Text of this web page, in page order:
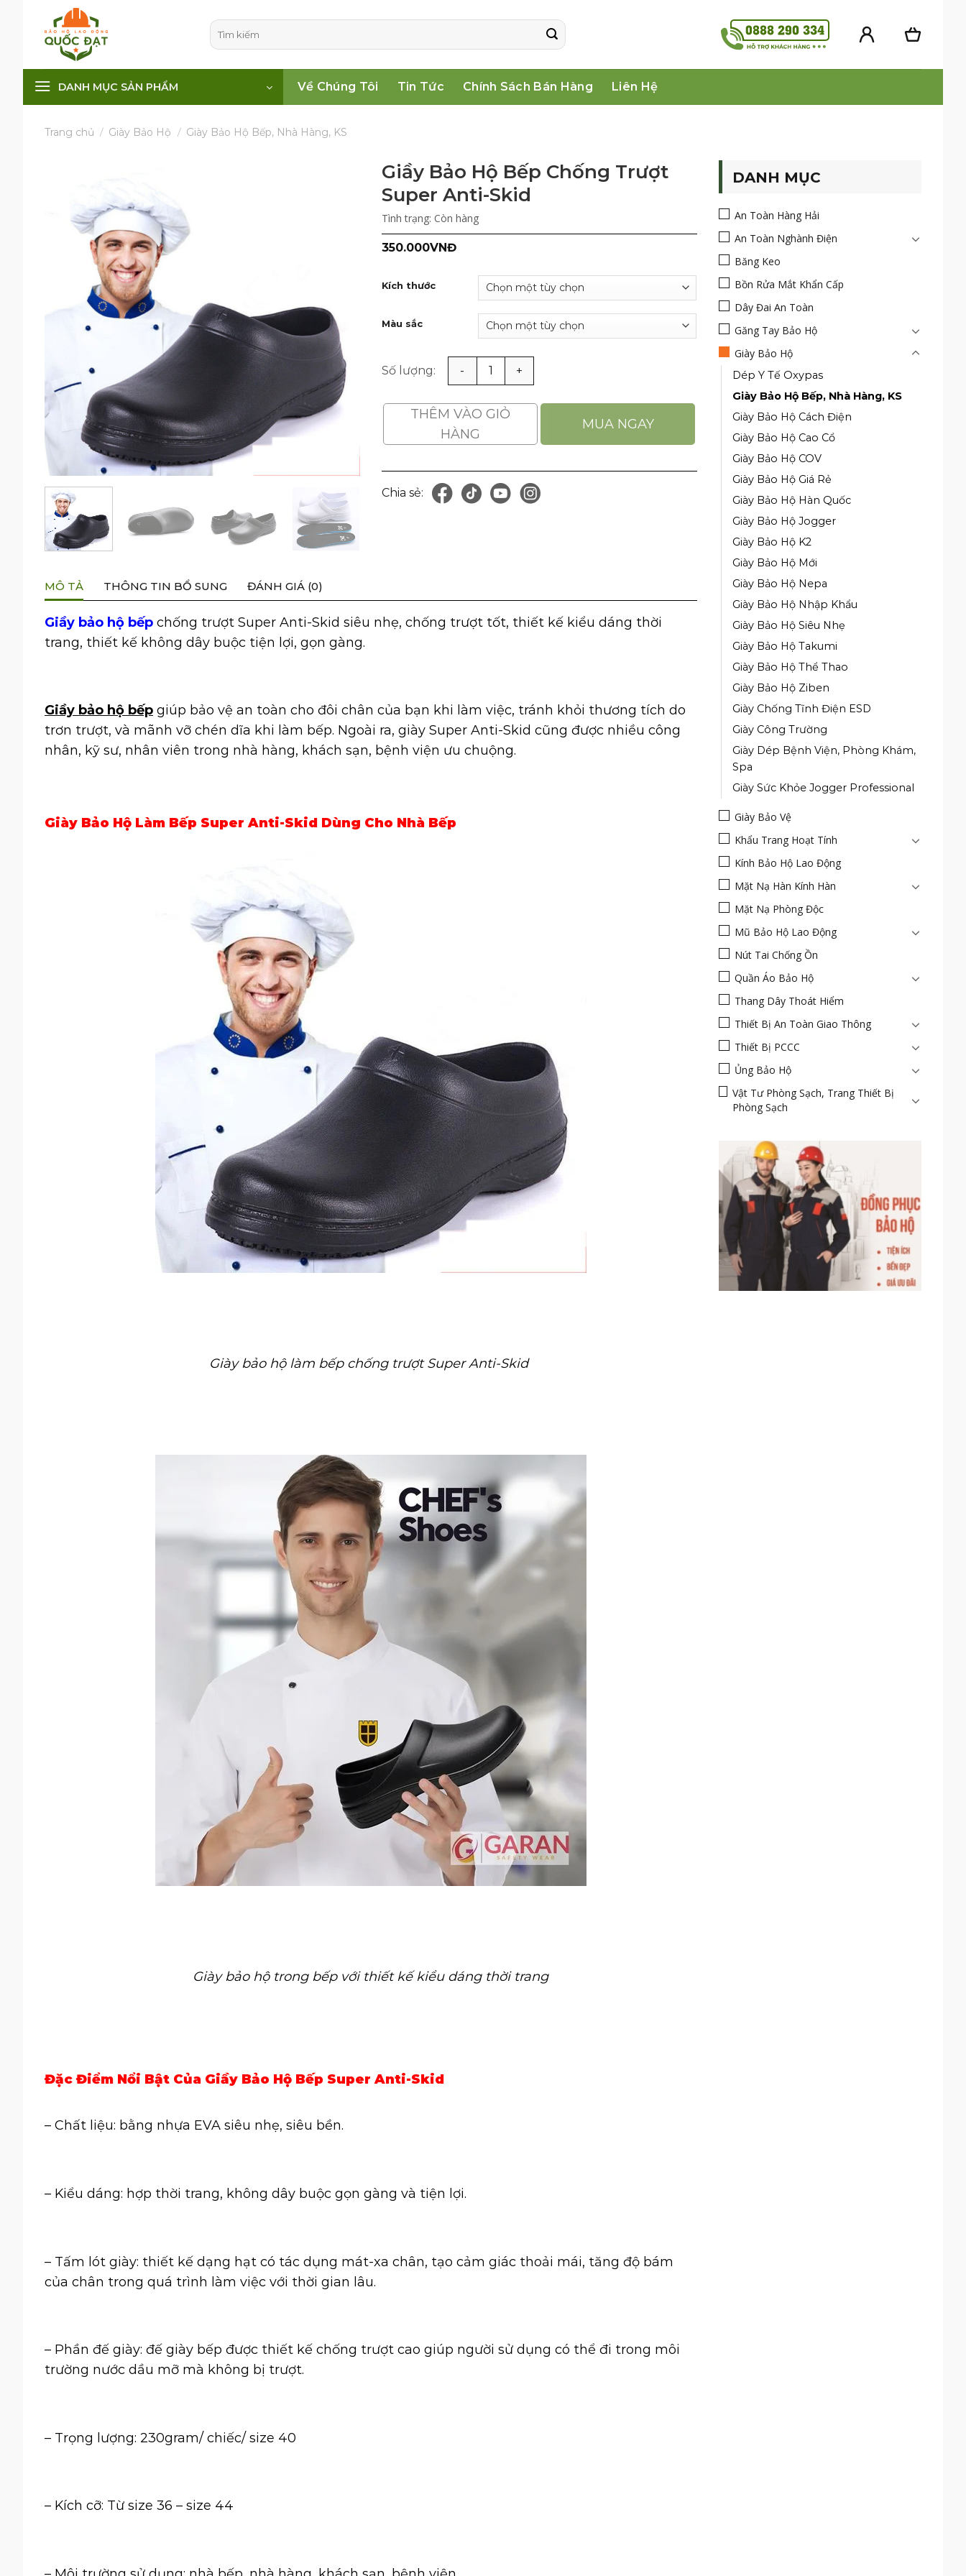
content
Tìm
kiếm:
DANH MỤC SẢN PHẨM Về Chúng Tôi Tin Tức Chính Sách Bán Hàng Liên Hệ
Trang chủ / Giày Bảo Hộ / Giày Bảo Hộ Bếp, Nhà Hàng, KS
Giầy Bảo Hộ Bếp Chống Trượt
Super Anti-Skid
Tình trạng: Còn hàng
350.000VNĐ
Kích thước
Màu sắc
Giầy Bảo Hộ Bếp Chống Trượt Super Anti-Skid số lượng
THÊM VÀO GIỎ
HÀNG
MUA NGAY
Chia sẻ:
MÔ TẢ THÔNG TIN BỔ SUNG ĐÁNH GIÁ (0)
Giầy bảo hộ bếp chống trượt Super Anti-Skid siêu nhẹ, chống trượt tốt, thiết kế kiểu dáng thời
trang, thiết kế không dây buộc tiện lợi, gọn gàng.
Giầy bảo hộ bếp giúp bảo vệ an toàn cho đôi chân của bạn khi làm việc, tránh khỏi thương tích do
trơn trượt, và mãnh vỡ chén dĩa khi làm bếp. Ngoài ra, giày Super Anti-Skid cũng được nhiều công
nhân, kỹ sư, nhân viên trong nhà hàng, khách sạn, bệnh viện ưu chuộng.
Giày Bảo Hộ Làm Bếp Super Anti-Skid Dùng Cho Nhà Bếp
Giày bảo hộ làm bếp chống trượt Super Anti-Skid
Giày bảo hộ trong bếp với thiết kế kiểu dáng thời trang
Đặc Điểm Nổi Bật Của Giầy Bảo Hộ Bếp Super Anti-Skid
– Chất liệu: bằng nhựa EVA siêu nhẹ, siêu bền.
– Kiểu dáng: hợp thời trang, không dây buộc gọn gàng và tiện lợi.
– Tấm lót giày: thiết kế dạng hạt có tác dụng mát-xa chân, tạo cảm giác thoải mái, tăng độ bám
của chân trong quá trình làm việc với thời gian lâu.
– Phần đế giày: đế giày bếp được thiết kế chống trượt cao giúp người sử dụng có thể đi trong môi
trường nước dầu mỡ mà không bị trượt.
– Trọng lượng: 230gram/ chiếc/ size 40
– Kích cỡ: Từ size 36 – size 44
DANH MỤC
An Toàn Hàng Hải
An Toàn Nghành Điện
Băng Keo
Bồn Rửa Mắt Khẩn Cấp
Dây Đai An Toàn
Găng Tay Bảo Hộ
Giày Bảo Hộ
Dép Y Tế Oxypas
Giày Bảo Hộ Bếp, Nhà Hàng, KS
Giày Bảo Hộ Cách Điện
Giày Bảo Hộ Cao Cổ
Giày Bảo Hộ COV
Giày Bảo Hộ Giá Rẻ
Giày Bảo Hộ Hàn Quốc
Giày Bảo Hộ Jogger
Giày Bảo Hộ K2
Giày Bảo Hộ Mới
Giày Bảo Hộ Nepa
Giày Bảo Hộ Nhập Khẩu
Giày Bảo Hộ Siêu Nhẹ
Giày Bảo Hộ Takumi
Giày Bảo Hộ Thể Thao
Giày Bảo Hộ Ziben
Giày Chống Tĩnh Điện ESD
Giày Công Trường
Giày Dép Bệnh Viện, Phòng Khám,
Spa
Giày Sức Khỏe Jogger Professional
Giày Bảo Vệ
Khẩu Trang Hoạt Tính
Kính Bảo Hộ Lao Động
Mặt Nạ Hàn Kính Hàn
Mặt Nạ Phòng Độc
Mũ Bảo Hộ Lao Động
Nút Tai Chống Ồn
Quần Áo Bảo Hộ
Thang Dây Thoát Hiểm
Thiết Bị An Toàn Giao Thông
Thiết Bị PCCC
Ủng Bảo Hộ
Vật Tư Phòng Sạch, Trang Thiết Bị
Phòng Sạch